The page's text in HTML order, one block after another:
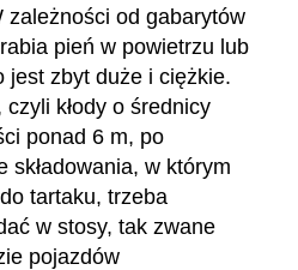
zależności od gabarytów
pień w powietrzu lub
jest zbyt duże i ciężkie.
czyli kłody o średnicy
ponad 6 m, po
składowania, w którym
tartaku, trzeba
w stosy, tak zwane
pojazdów